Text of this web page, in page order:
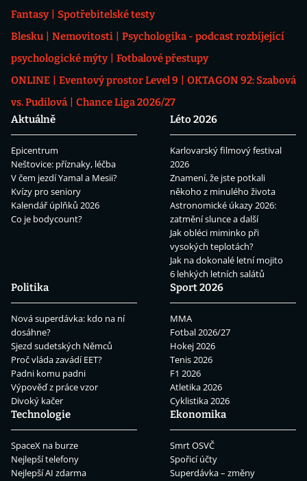
Fantasy
Spotřebitelské testy
Blesku
Nemovitosti
Psychologika - podcast rozbíjející
psychologické mýty
Fotbalové přestupy
ONLINE
Eventový prostor Level 9
OKTAGON 92: Szabová
vs. Pudilová
Chance Liga 2026/27
Aktuálně
Epicentrum
Neštovice: příznaky, léčba
V čem jezdí Yamal a Mesii?
Kvízy pro seniory
Kalendář úplňků 2026
Co je bodycount?
Léto 2026
Karlovarský filmový festival
2026
Znamení, že jste potkali
někoho z minulého života
Astronomické úkazy 2026:
zatmění slunce a další
Jak obléci miminko při
vysokých teplotách?
Jak na dokonalé letní mojito
6 lehkých letních salátů
Politika
Nová superdávka: kdo na ní
dosáhne?
Sjezd sudetských Němců
Proč vláda zavádí EET?
Padni komu padni
Výpověď z práce vzor
Divoký kačer
Sport 2026
MMA
Fotbal 2026/27
Hokej 2026
Tenis 2026
F1 2026
Atletika 2026
Cyklistika 2026
Technologie
SpaceX na burze
Nejlepší telefony
Nejlepší AI zdarma
Ekonomika
Smrt OSVČ
Spořicí účty
Superdávka – změny